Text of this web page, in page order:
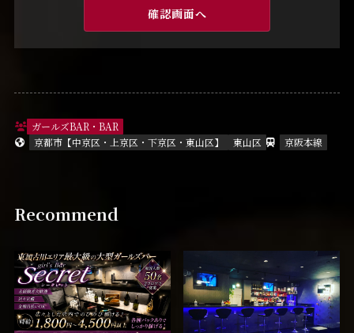
ガールズBAR・BAR
京都市【中京区・上京区・下京区・東山区】
東山区 京阪本線
Recommend